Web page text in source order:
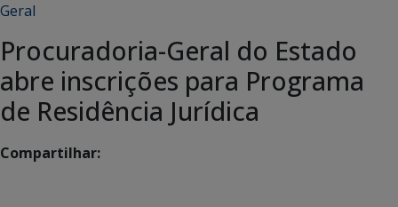
Geral
Procuradoria-Geral do Estado
abre inscrições para Programa
de Residência Jurídica
Compartilhar: